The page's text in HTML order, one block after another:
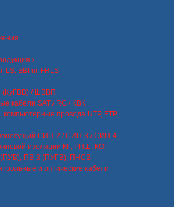
LS, ВВГнг-FRLS
(КуГВВ) / ШВВП
кабели SAT / RG / КВК
провода UTP, FTP
СИП-2 / СИП-3 / СИП-4
изоляции КГ, РПШ, КОГ
(ПУВ), ПВ-3 (ПУГВ), ПНСВ
и оптические кабели